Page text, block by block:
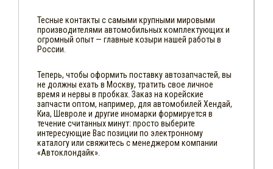
Тесные контакты с самыми крупными мировыми
производителями автомобильных комплектующих и
огромный опыт — главные козыри нашей работы в
России.
Теперь, чтобы оформить поставку автозапчастей, вы
не должны ехать в Москву, тратить свое личное
время и нервы в пробках. Заказ на корейские
запчасти оптом, например, для автомобилей Хендай,
Киа, Шевроле и другие иномарки формируется в
течение считанных минут: просто выберите
интересующие Вас позиции по электронному
каталогу или свяжитесь с менеджером компании
«Автоклондайк».